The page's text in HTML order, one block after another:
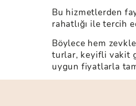
Bu hizmetlerden
rahatlığı ile tercih
Böylece hem
turlar, keyifli vakit
uygun fiyatlarla